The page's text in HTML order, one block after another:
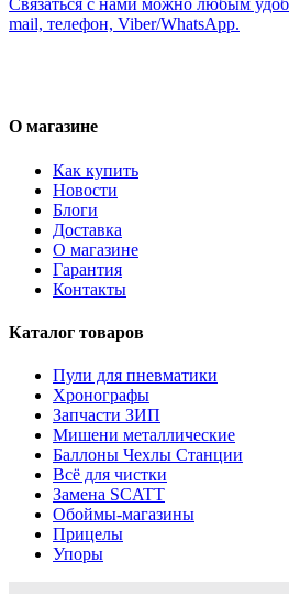
Связаться с нами можно любым
mail, телефон, Viber/WhatsApp.
О магазине
Как купить
Новости
Блоги
Доставка
О магазине
Гарантия
Контакты
Каталог товаров
Пули для пневматики
Хронографы
Запчасти ЗИП
Мишени металлические
Баллоны Чехлы Станции
Всё для чистки
Замена SCATT
Обоймы-магазины
Прицелы
Упоры